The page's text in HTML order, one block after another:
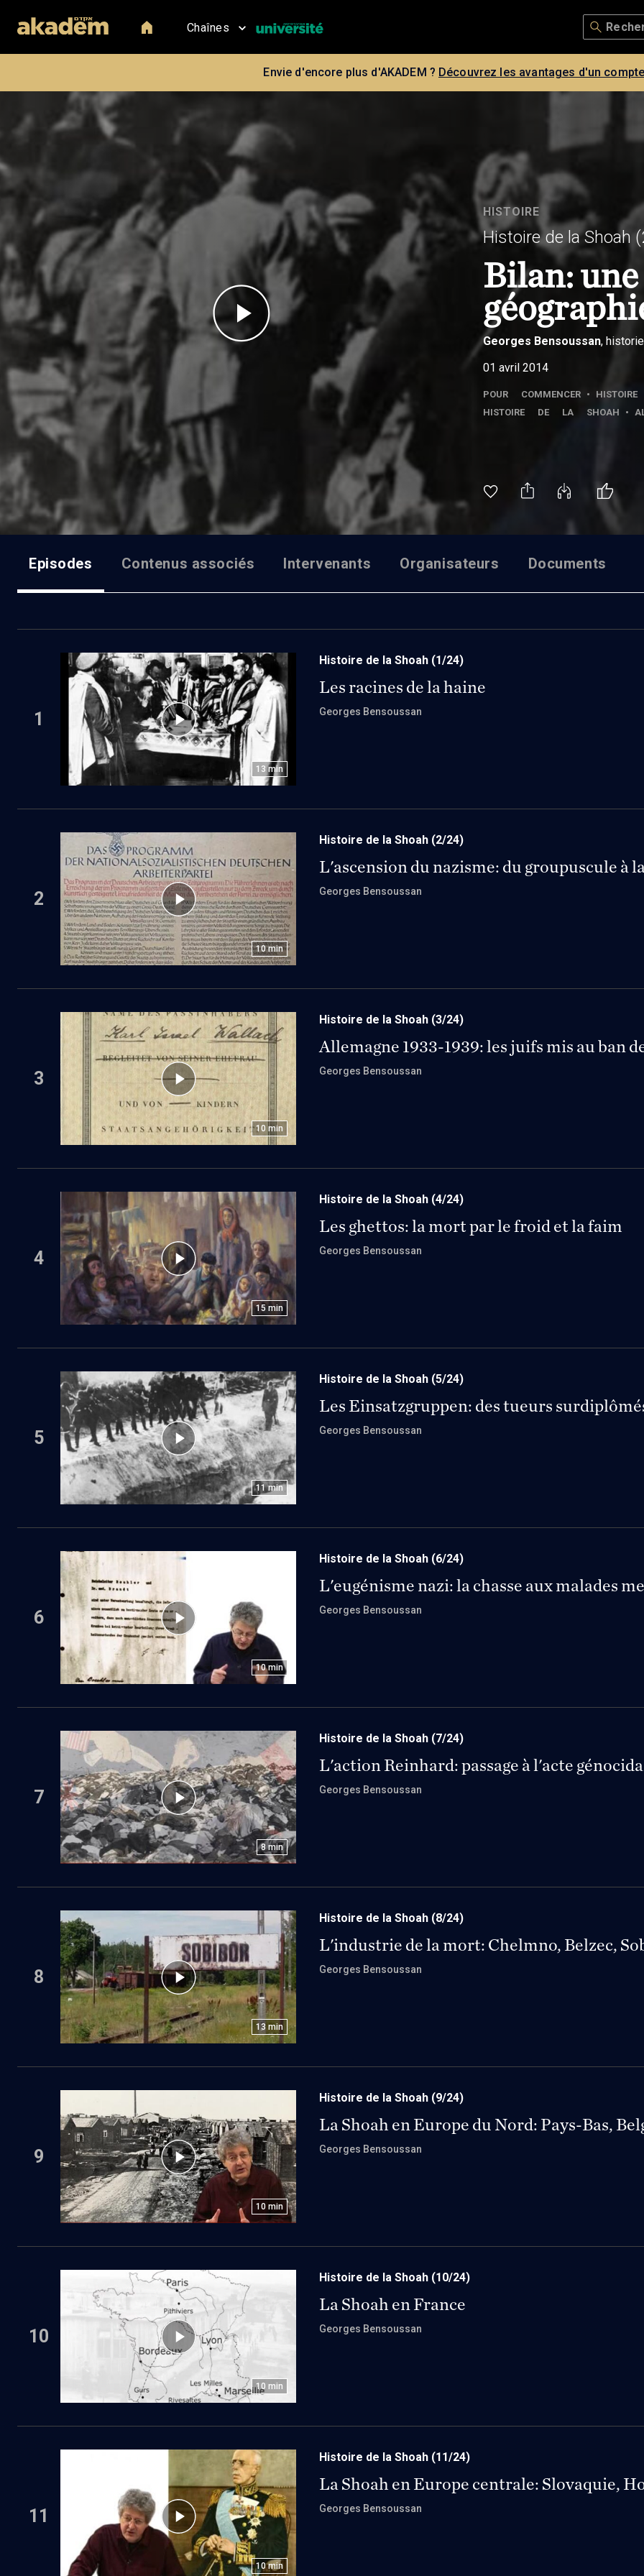
Chaînes
Envie d'encore plus d'AKADEM ? Découvrez les avantages d'un
HISTOIRE
Histoire de la Shoah
Bilan:
Georges Bensoussan,
01 avril 2014
POUR COMMENCER • HISTOIRE
HISTOIRE DE LA SHOAH
•
Episodes Contenus associés Intervenants Organisateurs Documents
1
13 min
Histoire de la Shoah (1/24)
Les racines de la haine
Georges Bensoussan
2
10 min
Histoire de la Shoah (2/24)
L'ascension du nazisme: du groupuscule à
Georges Bensoussan
3
10 min
Histoire de la Shoah (3/24)
Allemagne 1933-1939: les juifs mis au ban
Georges Bensoussan
4
15 min
Histoire de la Shoah (4/24)
Les ghettos: la mort par le froid et la faim
Georges Bensoussan
5
11 min
Histoire de la Shoah (5/24)
Les Einsatzgruppen: des tueurs
Georges Bensoussan
6
10 min
Histoire de la Shoah (6/24)
L'eugénisme nazi: la chasse aux malades
Georges Bensoussan
7
8 min
Histoire de la Shoah (7/24)
L'action Reinhard: passage à l'acte
Georges Bensoussan
8
13 min
Histoire de la Shoah (8/24)
L'industrie de la mort: Chelmno, Belzec,
Georges Bensoussan
9
10 min
Histoire de la Shoah (9/24)
La Shoah en Europe du Nord: Pays-Bas,
Georges Bensoussan
10
10 min
Histoire de la Shoah (10/24)
La Shoah en France
Georges Bensoussan
11
10 min
Histoire de la Shoah (11/24)
La Shoah en Europe centrale: Slovaquie,
Georges Bensoussan